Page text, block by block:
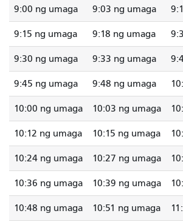
9:00 ng umaga 9:03 ng umaga
9:15 ng umaga 9:18 ng umaga
9:30 ng umaga 9:33 ng umaga
9:45 ng umaga 9:48 ng umaga
10:00 ng umaga 10:03 ng umaga
10:12 ng umaga 10:15 ng umaga
10:24 ng umaga 10:27 ng umaga
10:36 ng umaga 10:39 ng umaga
10:48 ng umaga 10:51 ng umaga